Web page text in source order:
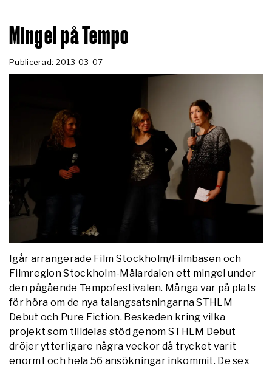
Mingel på Tempo
Publicerad: 2013-03-07
Igår arrangerade Film Stockholm/Filmbasen och
Filmregion Stockholm-Mälardalen ett mingel under
den pågående Tempofestivalen. Många var på plats
för höra om de nya talangsatsningarna STHLM
Debut och Pure Fiction. Beskeden kring vilka
projekt som tilldelas stöd genom STHLM Debut
dröjer ytterligare några veckor då trycket varit
enormt och hela 56 ansökningar inkommit. De sex